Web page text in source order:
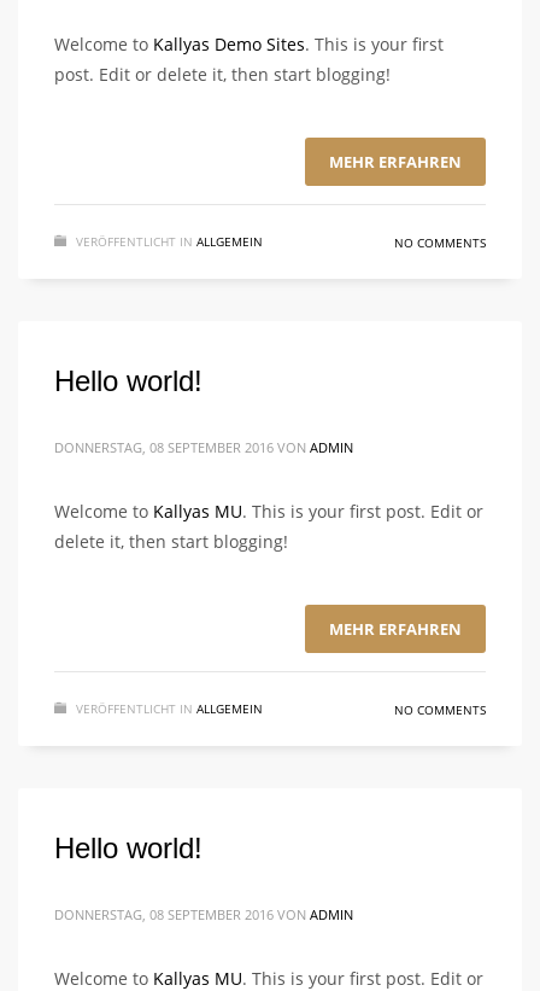
Welcome to Kallyas Demo Sites. This is your first
post. Edit or delete it, then start blogging!
MEHR ERFAHREN
VERÖFFENTLICHT IN ALLGEMEIN NO COMMENTS
Hello world!
DONNERSTAG, 08 SEPTEMBER 2016 VON ADMIN
Welcome to Kallyas MU. This is your first post. Edit or
delete it, then start blogging!
MEHR ERFAHREN
VERÖFFENTLICHT IN ALLGEMEIN NO COMMENTS
Hello world!
DONNERSTAG, 08 SEPTEMBER 2016 VON ADMIN
Welcome to Kallyas MU. This is your first post. Edit or